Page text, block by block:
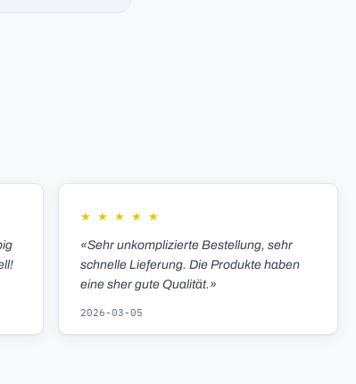
★ ★ ★ ★ ★
«Sehr unkomplizierte Bestellung, sehr
schnelle Lieferung. Die Produkte haben
eine sher gute Qualität.»
2026-03-05